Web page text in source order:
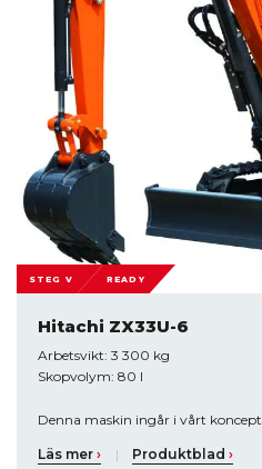
STEG V READY
Hitachi ZX33U-6
Arbetsvikt: 3 300 kg
Skopvolym: 80 l
Denna maskin ingår i vårt koncept
Läs mer › | Produktblad›